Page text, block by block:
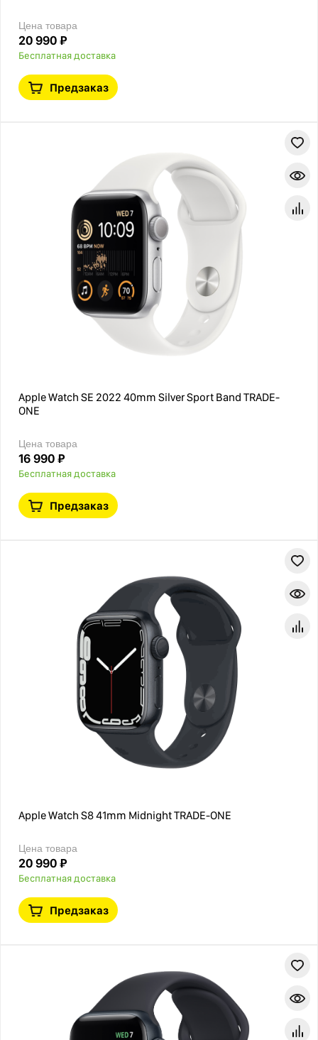
Цена товара
20 990 ₽
Бесплатная доставка
Предзаказ
Apple Watch SE 2022 40mm Silver Sport Band TRADE-
ONE
Цена товара
16 990 ₽
Бесплатная доставка
Предзаказ
Apple Watch S8 41mm Midnight TRADE-ONE
Цена товара
20 990 ₽
Бесплатная доставка
Предзаказ